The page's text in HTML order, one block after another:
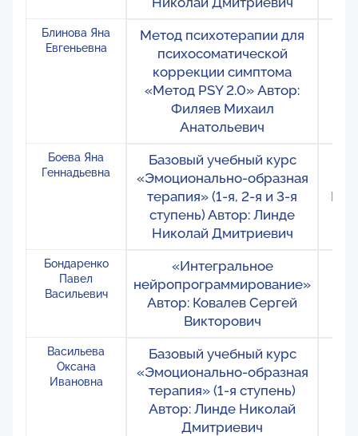
Блинова Яна
Евгеньевна
Метод психотерапии для
психосоматической
коррекции симптома
«Метод PSY 2.0» Автор:
Филяев Михаил
Анатольевич
Боева Яна
Геннадьевна
Базовый учебный курс
«Эмоционально-образная
терапия» (1-я, 2-я и 3-я
ступень) Автор: Линде
Николай Дмитриевич
Бондаренко
Павел
Васильевич
«Интегральное
нейропрограммирование»
Автор: Ковалев Сергей
Викторович
Васильева
Оксана
Ивановна
Базовый учебный курс
«Эмоционально-образная
терапия» (1-я ступень)
Автор: Линде Николай
Дмитриевич